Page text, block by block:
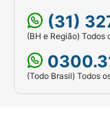
(31)
(BH e Região) Todos
(Todo Brasil) Todos